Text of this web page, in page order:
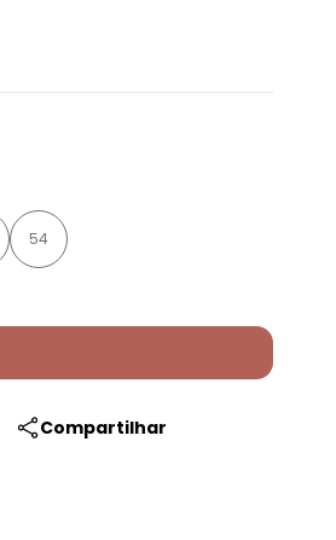
54
Compartilhar